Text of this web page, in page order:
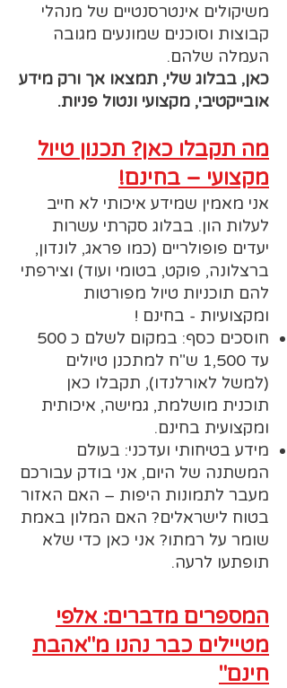
משיקולים אינטרסנטיים של מנהלי
קבוצות וסוכנים שמונעים מגובה
העמלה שלהם.
כאן, בבלוג שלי, תמצאו אך ורק מידע
אובייקטיבי, מקצועי ונטול פניות.
מה תקבלו כאן? תכנון טיול
מקצועי – בחינם!
אני מאמין שמידע איכותי לא חייב
לעלות הון. בבלוג סקרתי עשרות
יעדים פופולריים (כמו פראג, לונדון,
ברצלונה, פוקט, בטומי ועוד) וצירפתי
להם תוכניות טיול מפורטות
ומקצועיות - בחינם !
חוסכים כסף: במקום לשלם כ 500
עד 1,500 ש"ח למתכנן טיולים
(למשל לאורלנדו), תקבלו כאן
תוכנית מושלמת, גמישה, איכותית
ומקצועית בחינם.
מידע בטיחותי ועדכני: בעולם
המשתנה של היום, אני בודק עבורכם
מעבר לתמונות היפות – האם האזור
בטוח לישראלים? האם המלון באמת
שומר על רמתו? אני כאן כדי שלא
תופתעו לרעה.
המספרים מדברים: אלפי
מטיילים כבר נהנו מ"אהבת
חינם"